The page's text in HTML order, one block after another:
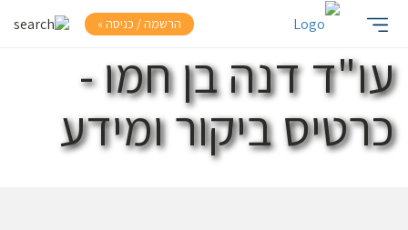
הרשמה / כניסה »
עו"ד דנה בן חמו -
כרטיס ביקור ומידע